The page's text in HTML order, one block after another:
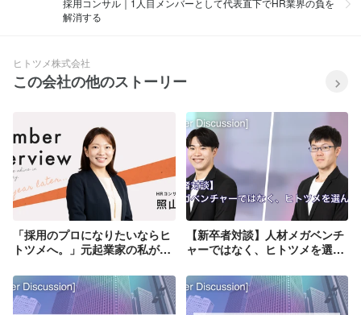
採用コンサル｜1人目メンバーとして代表直下でHR業界の負を
解消する
ヒトツメ株式会社
この会社の他のストーリー
「採用のプロになりたいならヒ
トツメへ。」元起業家の私が、
入社。1年経ちリーダーも担当
する「採用のプロ」へ
【新卒者対談】人材メガベンチ
ャーではなく、ヒトツメを選ん